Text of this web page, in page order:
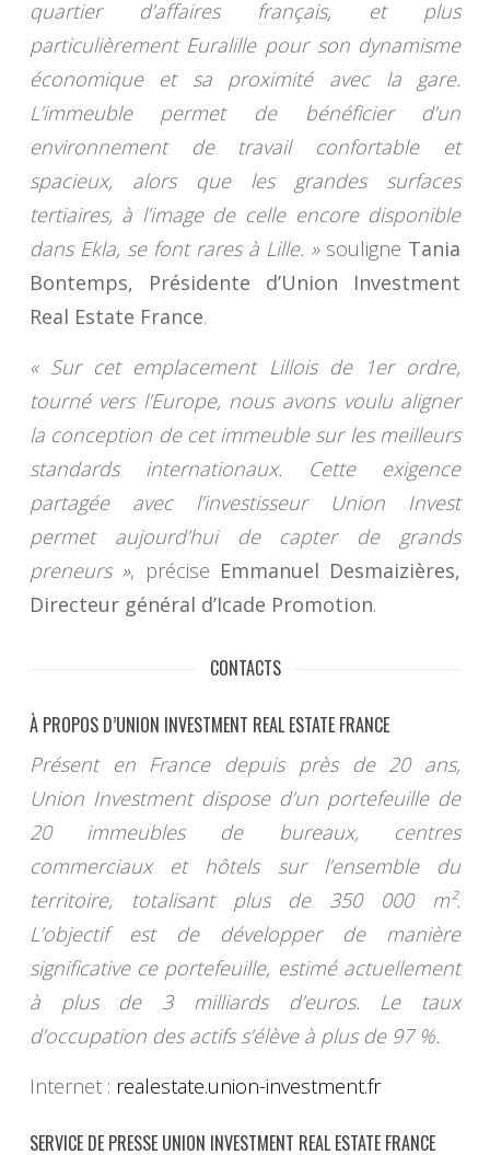
quartier d’affaires français, et plus
particulièrement Euralille pour son dynamisme
économique et sa proximité avec la gare.
L’immeuble permet de bénéficier d’un
environnement de travail confortable et
spacieux, alors que les grandes surfaces
tertiaires, à l’image de celle encore disponible
dans Ekla, se font rares à Lille. »souligne Tania
Bontemps, Présidente d’Union Investment
Real Estate France.
« Sur cet emplacement Lillois de 1er ordre,
tourné vers l’Europe, nous avons voulu aligner
la conception de cet immeuble sur les meilleurs
standards internationaux. Cette exigence
partagée avec l’investisseur Union Invest
permet aujourd’hui de capter de grands
preneurs », précise Emmanuel Desmaizières,
Directeur général d’Icade Promotion.
CONTACTS
À PROPOS D’UNION INVESTMENT REAL ESTATE FRANCE
Présent en France depuis près de 20 ans,
Union Investment dispose d’un portefeuille de
20 immeubles de bureaux, centres
commerciaux et hôtels sur l’ensemble du
territoire, totalisant plus de 350 000 m².
L’objectif est de développer de manière
significative ce portefeuille, estimé actuellement
à plus de 3 milliards d’euros. Le taux
d’occupation des actifs s’élève à plus de 97 %.
Internet : realestate.union-investment.fr
SERVICE DE PRESSE UNION INVESTMENT REAL ESTATE FRANCE